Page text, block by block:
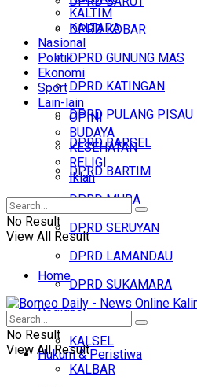
DPRD KOBAR
DPRD GUNUNG MAS
DPRD KATINGAN
DPRD PULANG PISAU
DPRD BARSEL
DPRD BARTIM
DPRD MURA
DPRD SERUYAN
DPRD LAMANDAU
DPRD SUKAMARA
Regional
KALSEL
KALBAR
KALTIM
KALTARA
Nasional
Politik
Ekonomi
Sport
Lain-lain
OPINI
BUDAYA
KESEHATAN
RELIGI
Iklan
No Result
View All Result
Home
Headline
Hukum & Peristiwa
No Result
View All Result